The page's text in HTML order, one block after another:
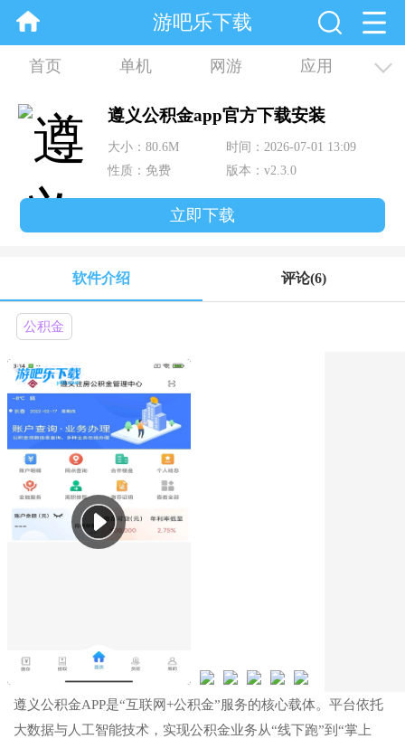
游吧乐下载
首页 单机 网游 应用
资讯 合集
遵义公积金app官方下载安装
大小：80.6M
时间：2026-07-01 13:09
性质：免费
版本：v2.3.0
立即下载
软件介绍 评论(6)
公积金
遵义公积金APP是“互联网+公积金”服务的核心载体。平台依托
大数据与人工智能技术，实现公积金业务从“线下跑”到“掌上